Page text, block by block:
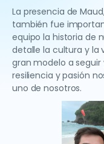
La presencia de
también fue
equipo la historia de
detalle la cultura y la
gran modelo a seguir
resiliencia y pasión
uno de nosotros.